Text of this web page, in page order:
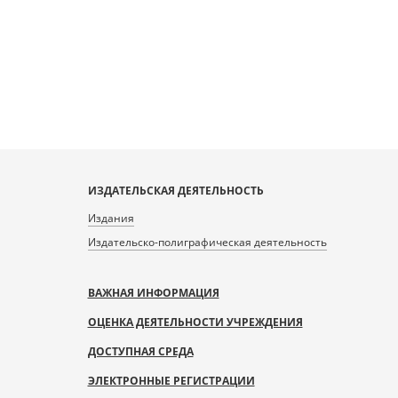
ИЗДАТЕЛЬСКАЯ ДЕЯТЕЛЬНОСТЬ
Издания
Издательско-полиграфическая деятельность
ВАЖНАЯ ИНФОРМАЦИЯ
ОЦЕНКА ДЕЯТЕЛЬНОСТИ УЧРЕЖДЕНИЯ
ДОСТУПНАЯ СРЕДА
ЭЛЕКТРОННЫЕ РЕГИСТРАЦИИ